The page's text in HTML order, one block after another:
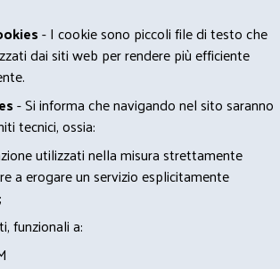
- I cookie sono piccoli file di testo che
dai siti web per rendere più efficiente
- Si informa che navigando nel sito saranno
tecnici, ossia:
utilizzati nella misura strettamente
a erogare un servizio esplicitamente
funzionali a: